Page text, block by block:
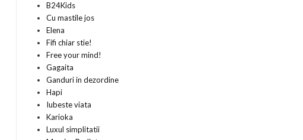
B24Kids
Cu mastile jos
Elena
Fifi chiar stie!
Free your mind!
Gagaita
Ganduri in dezordine
Hapi
Iubeste viata
Karioka
Luxul simplitatii